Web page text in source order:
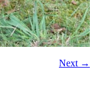
Next →